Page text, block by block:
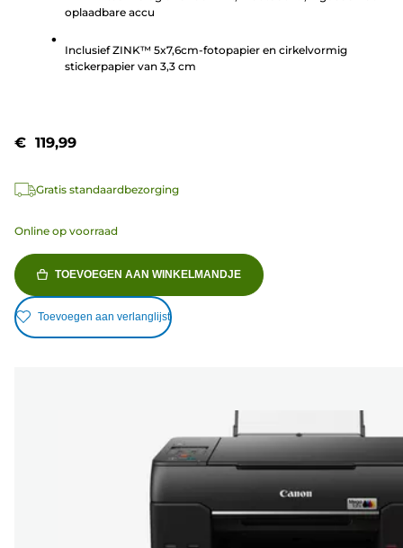
beoordelingen
oplaadbare accu
Inclusief ZINK™ 5x7,6cm-fotopapier en cirkelvormig
stickerpapier van 3,3 cm
€ 119,99
Gratis standaardbezorging
Online op voorraad
TOEVOEGEN AAN WINKELMANDJE
Toevoegen aan verlanglijst